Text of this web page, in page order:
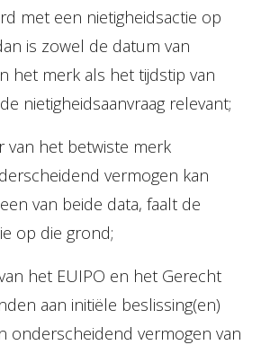
met een nietigheidsactie op
is zowel de datum van
het merk als het tijdstip van
nietigheidsaanvraag relevant;
van het betwiste merk
vermogen kan
van beide data, faalt de
op die grond;
het EUIPO en het Gerecht
aan initiële beslissing(en)
onderscheidend vermogen van